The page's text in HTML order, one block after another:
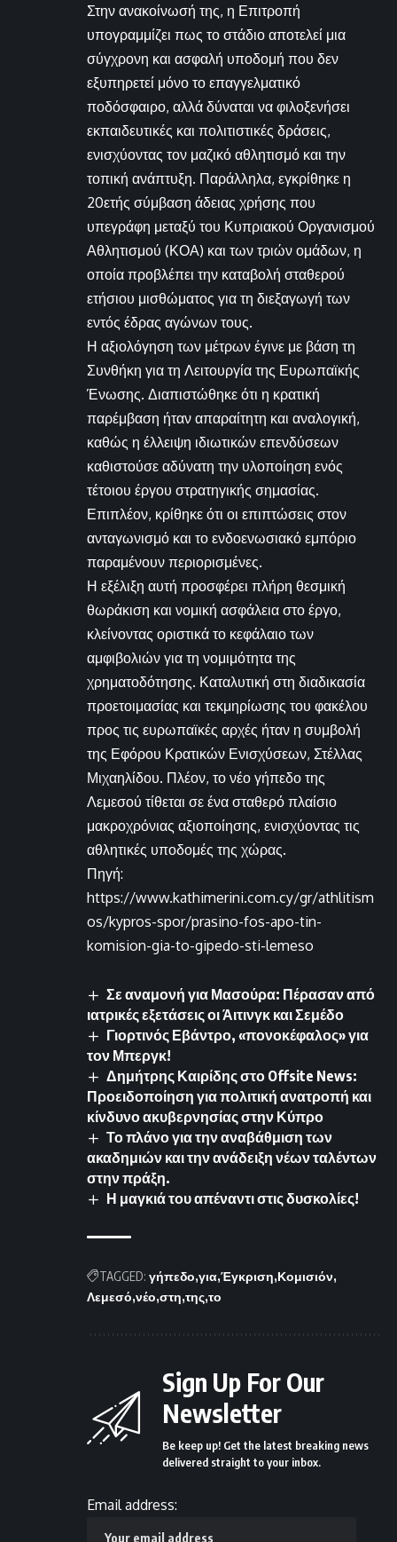
Στην ανακοίνωσή της, η Επιτροπή
υπογραμμίζει πως το στάδιο αποτελεί μια
σύγχρονη και ασφαλή υποδομή που δεν
εξυπηρετεί μόνο το επαγγελματικό
ποδόσφαιρο, αλλά δύναται να φιλοξενήσει
εκπαιδευτικές και πολιτιστικές δράσεις,
ενισχύοντας τον μαζικό αθλητισμό και την
τοπική ανάπτυξη. Παράλληλα, εγκρίθηκε η
20ετής σύμβαση άδειας χρήσης που
υπεγράφη μεταξύ του Κυπριακού Οργανισμού
Αθλητισμού (ΚΟΑ) και των τριών ομάδων, η
οποία προβλέπει την καταβολή σταθερού
ετήσιου μισθώματος για τη διεξαγωγή των
εντός έδρας αγώνων τους.
Η αξιολόγηση των μέτρων έγινε με βάση τη
Συνθήκη για τη Λειτουργία της Ευρωπαϊκής
Ένωσης. Διαπιστώθηκε ότι η κρατική
παρέμβαση ήταν απαραίτητη και αναλογική,
καθώς η έλλειψη ιδιωτικών επενδύσεων
καθιστούσε αδύνατη την υλοποίηση ενός
τέτοιου έργου στρατηγικής σημασίας.
Επιπλέον, κρίθηκε ότι οι επιπτώσεις στον
ανταγωνισμό και το ενδοενωσιακό εμπόριο
παραμένουν περιορισμένες.
Η εξέλιξη αυτή προσφέρει πλήρη θεσμική
θωράκιση και νομική ασφάλεια στο έργο,
κλείνοντας οριστικά το κεφάλαιο των
αμφιβολιών για τη νομιμότητα της
χρηματοδότησης. Καταλυτική στη διαδικασία
προετοιμασίας και τεκμηρίωσης του φακέλου
προς τις ευρωπαϊκές αρχές ήταν η συμβολή
της Εφόρου Κρατικών Ενισχύσεων, Στέλλας
Μιχαηλίδου. Πλέον, το νέο γήπεδο της
Λεμεσού τίθεται σε ένα σταθερό πλαίσιο
μακροχρόνιας αξιοποίησης, ενισχύοντας τις
αθλητικές υποδομές της χώρας.
Πηγή:
https://www.kathimerini.com.cy/gr/athlitism
os/kypros-spor/prasino-fos-apo-tin-
komision-gia-to-gipedo-sti-lemeso
Σε αναμονή για Μασούρα: Πέρασαν από
ιατρικές εξετάσεις οι Άιτινγκ και Σεμέδο
Γιορτινός Εβάντρο, «πονοκέφαλος» για
τον Μπεργκ!
Δημήτρης Καιρίδης στο Offsite News:
Προειδοποίηση για πολιτική ανατροπή και
κίνδυνο ακυβερνησίας στην Κύπρο
Το πλάνο για την αναβάθμιση των
ακαδημιών και την ανάδειξη νέων ταλέντων
στην πράξη.
Η μαγκιά του απέναντι στις δυσκολίες!
TAGGED: γήπεδο για Έγκριση Κομισιόν
Λεμεσό νέο στη της το
Sign Up For Our
Newsletter
Be keep up! Get the latest breaking news
delivered straight to your inbox.
Email address: